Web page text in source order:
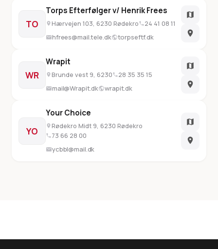
TO
Torps Efterfølger v/ Henrik Frees
Hærvejen 103, 6230 Rødekro
24 41 08 11
hfrees@mail.tele.dk
torpseftf.dk
WR
Wrapit
Brunde vest 9, 6230
28 35 35 15
mail@Wrapit.dk
wrapit.dk
YO
Your Choice
Rødekro Midt 9, 6230 Rødekro
73 66 28 00
ycbbl@mail.dk